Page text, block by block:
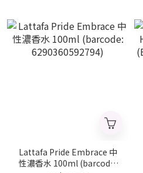
Lattafa Pride Embrace 中
性濃香水 100ml (barcode: